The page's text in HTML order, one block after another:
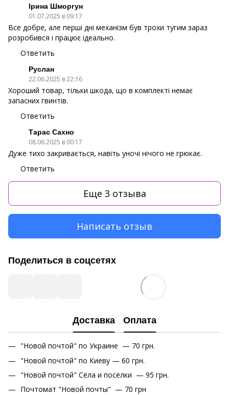
Ірина Шморгун
01.07.2025 в 09:17
Все добре, але перші дні механізм був трохи тугим зараз
розробився і працює ідеально.
Ответить
Руслан
22.06.2025 в 22:16
Хороший товар, тільки шкода, що в комплекті немає
запасних гвинтів.
Ответить
Тарас Сахно
08.06.2025 в 00:17
Дуже тихо закривається, навіть уночі нічого не грюкає.
Ответить
Еще 3 отзыва
Написать отзыв
Поделиться в соцсетях
Доставка Оплата
"Новой почтой" по Украине — 70 грн.
"Новой почтой" по Киеву — 60 грн.
"Новой почтой" Сёла и посёлки — 95 грн.
Почтомат "Новой почты" — 70 грн